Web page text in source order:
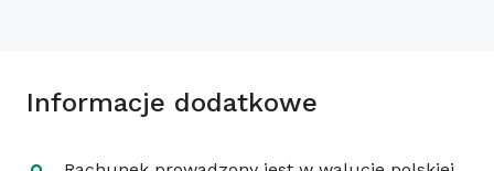
Informacje dodatkowe